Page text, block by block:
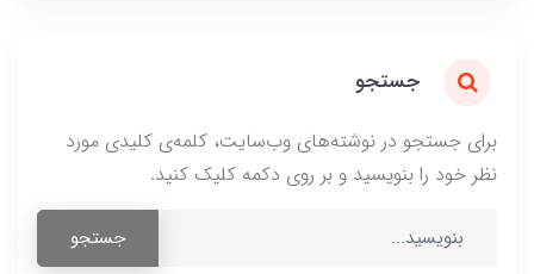
جستجو
برای جستجو در نوشته‌های وب‌سایت، کلمه‌ی کلیدی مورد
نظر خود را بنویسید و بر روی دکمه کلیک کنید.
جستجو